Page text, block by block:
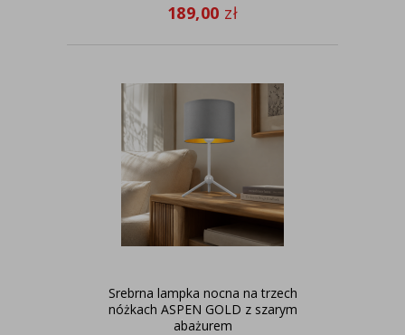
189,00 zł
Srebrna lampka nocna na trzech
nóżkach ASPEN GOLD z szarym
abażurem